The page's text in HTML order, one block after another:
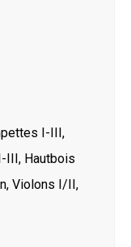
I-III,
III, Hautbois
Violons I/II,